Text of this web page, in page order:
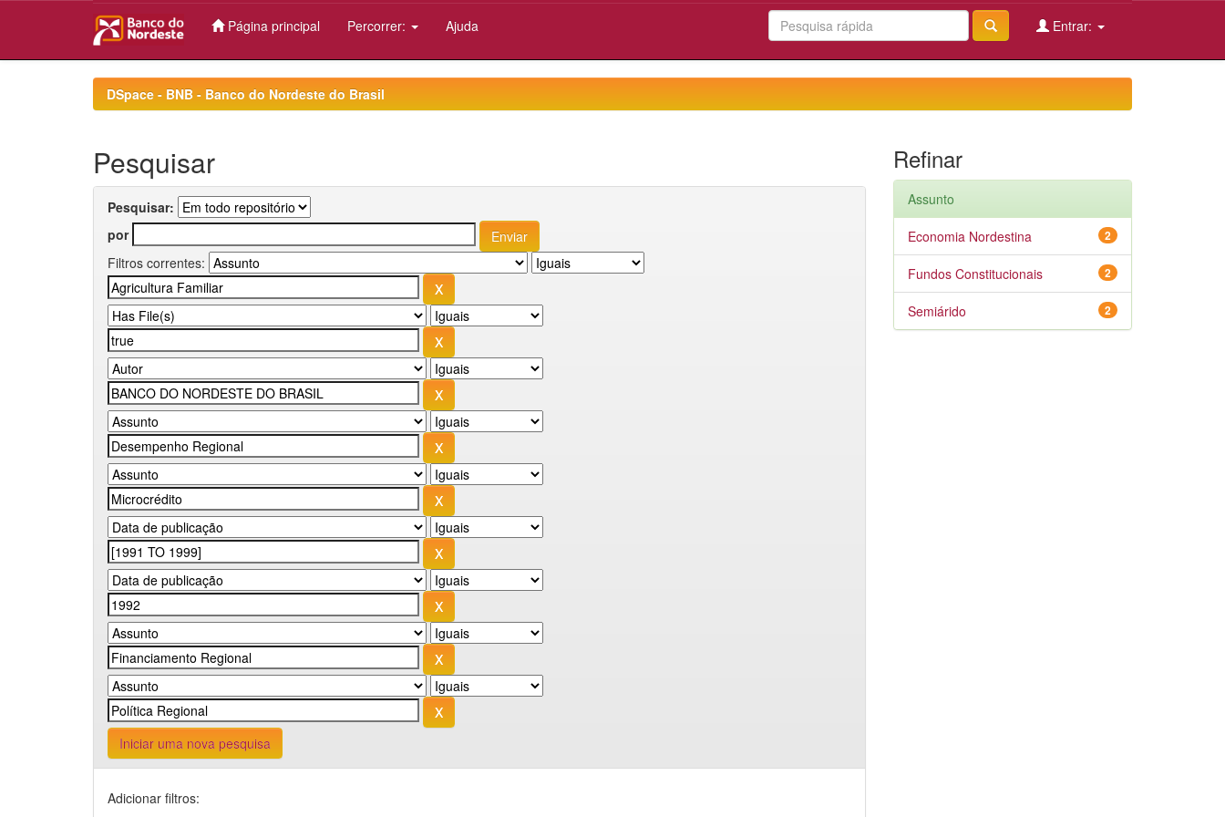
Página principal Percorrer: Ajuda Entrar:
DSpace - BNB - Banco do Nordeste do Brasil
Pesquisar
Pesquisar:
por
Filtros correntes:
Iniciar uma nova pesquisa
Adicionar filtros:
Refinar
Assunto
2
Economia Nordestina
2
Fundos Constitucionais
2
Semiárido